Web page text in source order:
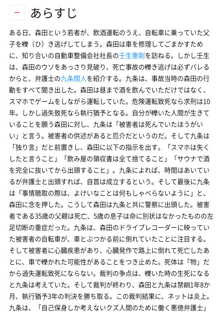
あらすじ
ある日、森田という若者が、飲酒運転のうえ、自転車に乗っていた父
子を轢（ひ）き逃げしてしまう。森田は車を修理してごまかすため
に、知り合いの自動車整備会社社長の壬生憲剛を訪ねる。しかし壬生
は、森田のウソをあっさり見破り、死亡事故の轢き逃げは必ずバレる
からと、弁護士の九条間人 を紹介する。九条は、事故当時の森田の行
動をすべて聞き出した。森田は昼まで酒を飲んでいただけではなく、
スマホでゲームをしながら運転していた。危険運転致死なら求刑は10
年。しかし過失致死なら執行猶予となる。自分が轢いた人間が生きて
いることを願う森田に対し、九条は「被害者は死んでいたほうがい
い」と言う。被害者の供述があると厄介だというのだ。そして九条は
「独り言」だと前置きし、森田に以下の指示を出す。「スマホは失く
したと言うこと」「飲み屋の領収書は全て捨てること」「サウナで酒
を完全に抜いてから出頭すること」。九条によれば、時間はあいてい
るが弁護士と出頭すれば、自首は成立するという。そして最後に九条
は「事情聴取の際は、よけいなことは何もしゃべらないように」と、
森田に念を押した。こうして森田は九条と共に警察に出頭した。被害
者である35歳の父親は死亡、5歳の息子は命に別状はなかったものの左
足切断の重症だった。九条は、森田のドライブレコーダーに映ってい
た被害者の自転車が、車とぶつかる前に倒れていたことに注目する。
そして被害者に心臓疾患があり、心臓発作で路上に倒れて死亡したあ
とに、車で轢かれた可能性があることをつき止めた。死体は「物」だ
から過失運転致死にならない。裁判の争点は、轢いた時の生死になる
と九条は考えていた。そして裁判が終わり、森田と九条は禁錮1年8か
月、執行猶予3年の判決を勝ち取る。この裁判結果に、ネットは炎上。
九条は、「自己保身しか考えないクズ人間のために働く悪徳弁護士」